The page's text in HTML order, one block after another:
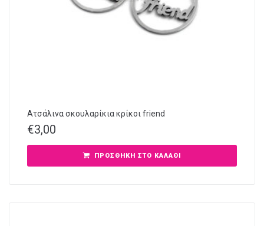
Ατσάλινα σκουλαρίκια κρίκοι friend
€3,00
ΠΡΟΣΘΉΚΗ ΣΤΟ ΚΑΛΆΘΙ